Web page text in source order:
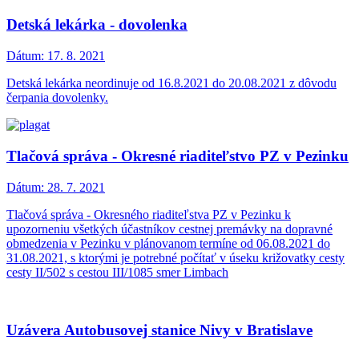
Detská lekárka - dovolenka
Dátum: 17. 8. 2021
Detská lekárka neordinuje od 16.8.2021 do 20.08.2021 z dôvodu
čerpania dovolenky.
Tlačová správa - Okresné riaditeľstvo PZ v Pezinku
Dátum: 28. 7. 2021
Tlačová správa - Okresného riaditeľstva PZ v Pezinku k
upozorneniu všetkých účastníkov cestnej premávky na dopravné
obmedzenia v Pezinku v plánovanom termíne od 06.08.2021 do
31.08.2021, s ktorými je potrebné počítať v úseku križovatky cesty
cesty II/502 s cestou III/1085 smer Limbach
Uzávera Autobusovej stanice Nivy v Bratislave